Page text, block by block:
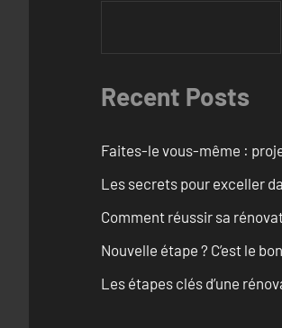
Recent Posts
Faites-le vous-même :
Les secrets pour exceller
Comment réussir sa
Nouvelle étape ? C’est le
Les étapes clés d’une